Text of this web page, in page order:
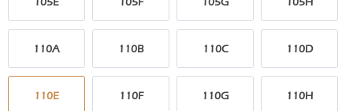
110A 110B 110C 110D
110E 110F 110G 110H